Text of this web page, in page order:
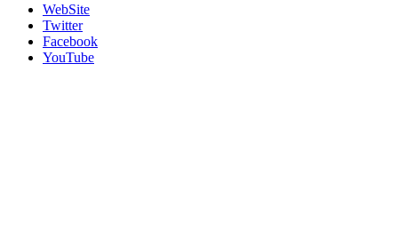
WebSite
Twitter
Facebook
YouTube